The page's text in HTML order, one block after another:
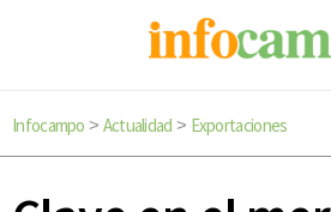
Infocampo > Actualidad > Exportaciones